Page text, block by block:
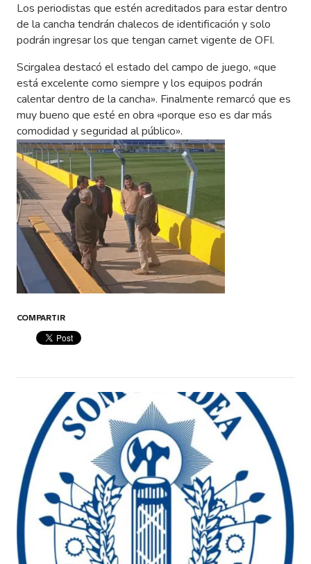
Los periodistas que estén acreditados para estar dentro
de la cancha tendrán chalecos de identificación y solo
podrán ingresar los que tengan carnet vigente de OFI.
Scirgalea destacó el estado del campo de juego, «que
está excelente como siempre y los equipos podrán
calentar dentro de la cancha». Finalmente remarcó que es
muy bueno que esté en obra «porque eso es dar más
comodidad y seguridad al público».
COMPARTIR